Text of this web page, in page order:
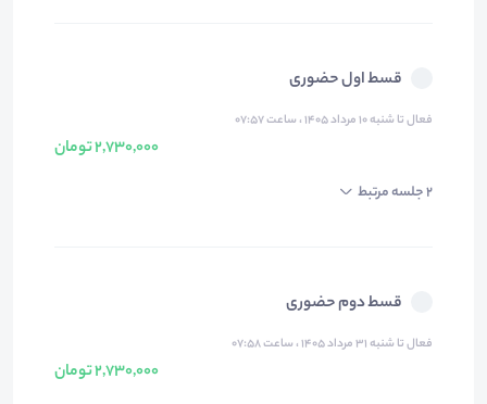
قسط اول حضوری
فعال تا شنبه ۱۰ مرداد ۱۴۰۵ ، ساعت ۰۷:۵۷
2,730,000 تومان
2 جلسه مرتبط
قسط دوم حضوری
فعال تا شنبه ۳۱ مرداد ۱۴۰۵ ، ساعت ۰۷:۵۸
2,730,000 تومان